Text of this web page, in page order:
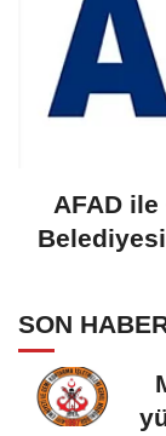
AFAD
SON